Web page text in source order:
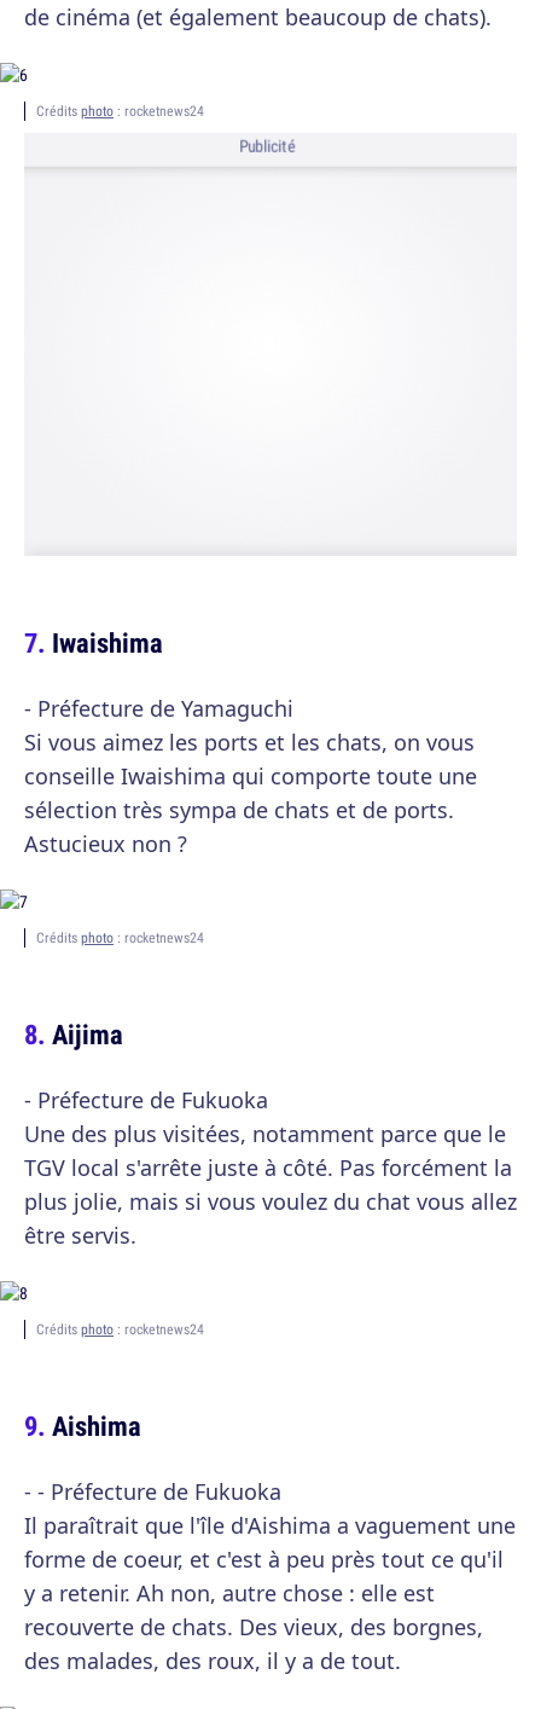
de cinéma (et également beaucoup de chats).
Crédits photo : rocketnews24
Publicité
Iwaishima
- Préfecture de Yamaguchi
Si vous aimez les ports et les chats, on vous
conseille Iwaishima qui comporte toute une
sélection très sympa de chats et de ports.
Astucieux non ?
Crédits photo : rocketnews24
Aijima
- Préfecture de Fukuoka
Une des plus visitées, notamment parce que le
TGV local s'arrête juste à côté. Pas forcément la
plus jolie, mais si vous voulez du chat vous allez
être servis.
Crédits photo : rocketnews24
Aishima
- - Préfecture de Fukuoka
Il paraîtrait que l'île d'Aishima a vaguement une
forme de coeur, et c'est à peu près tout ce qu'il
y a retenir. Ah non, autre chose : elle est
recouverte de chats. Des vieux, des borgnes,
des malades, des roux, il y a de tout.